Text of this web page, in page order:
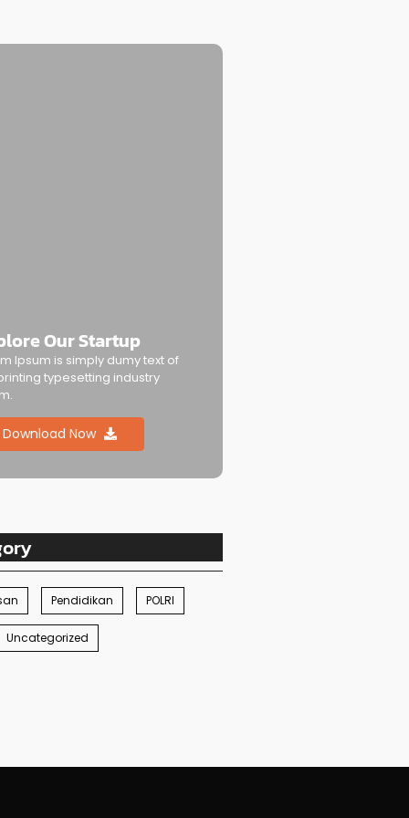
Our Startup
Ipsum is simply dumy text of
typesetting industry
Download Now
Pendidikan POLRI
Uncategorized